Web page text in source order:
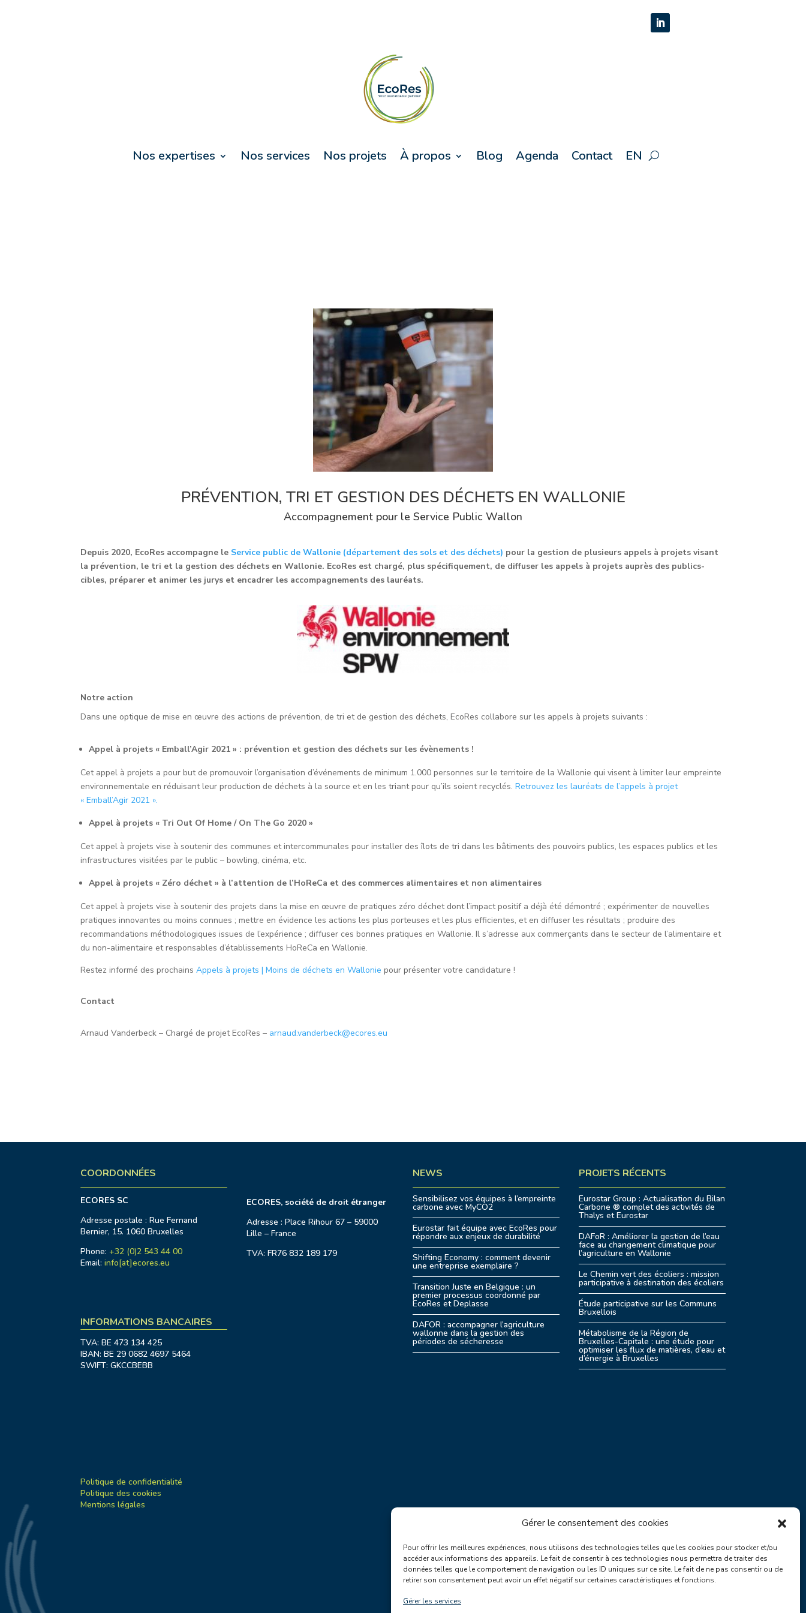
Gérer le consentement des cookies
Pour offrir les meilleures expériences, nous utilisons des technologies telles que les cookies pour stocker et/ou
accéder aux informations des appareils. Le fait de consentir à ces technologies nous permettra de traiter des
données telles que le comportement de navigation ou les ID uniques sur ce site. Le fait de ne pas consentir ou de
retirer son consentement peut avoir un effet négatif sur certaines caractéristiques et fonctions.
Gérer les services
Nos expertises Nos services Nos projets À propos Blog Agenda Contact EN
PRÉVENTION, TRI ET GESTION DES DÉCHETS EN WALLONIE
Accompagnement pour le Service Public Wallon
Depuis 2020, EcoRes accompagne le Service public de Wallonie (département des sols et des déchets) pour la gestion de plusieurs appels à projets visant
la prévention, le tri et la gestion des déchets en Wallonie. EcoRes est chargé, plus spécifiquement, de diffuser les appels à projets auprès des publics-
cibles, préparer et animer les jurys et encadrer les accompagnements des lauréats.
Notre action
Dans une optique de mise en œuvre des actions de prévention, de tri et de gestion des déchets, EcoRes collabore sur les appels à projets suivants :
Appel à projets « Emball’Agir 2021 » : prévention et gestion des déchets sur les évènements !
Cet appel à projets a pour but de promouvoir l’organisation d’événements de minimum 1.000 personnes sur le territoire de la Wallonie qui visent à limiter leur empreinte
environnementale en réduisant leur production de déchets à la source et en les triant pour qu’ils soient recyclés.Retrouvez les lauréats de l’appels à projet
« Emball’Agir 2021 ».
Appel à projets « Tri Out Of Home / On The Go 2020 »
Cet appel à projets vise à soutenir des communes et intercommunales pour installer des îlots de tri dans les bâtiments des pouvoirs publics, les espaces publics et les
infrastructures visitées par le public – bowling, cinéma, etc.
Appel à projets « Zéro déchet » à l’attention de l’HoReCa et des commerces alimentaires et non alimentaires
Cet appel à projets vise à soutenir des projets dans la mise en œuvre de pratiques zéro déchet dont l’impact positif a déjà été démontré ; expérimenter de nouvelles
pratiques innovantes ou moins connues ; mettre en évidence les actions les plus porteuses et les plus efficientes, et en diffuser les résultats ; produire des
recommandations méthodologiques issues de l’expérience ; diffuser ces bonnes pratiques en Wallonie. Il s’adresse aux commerçants dans le secteur de l’alimentaire et
du non-alimentaire et responsables d’établissements HoReCa en Wallonie.
Restez informé des prochainsAppels à projets | Moins de déchets en Wallonie pour présenter votre candidature !
Contact
Arnaud Vanderbeck – Chargé de projet EcoRes – arnaud.vanderbeck@ecores.eu
COORDONNÉES
ECORES SC
Adresse postale : Rue Fernand
Bernier, 15. 1060 Bruxelles
Phone:+32 (0)2 543 44 00
Email: info[at]ecores.eu
INFORMATIONS BANCAIRES
TVA: BE 473 134 425
IBAN: BE 29 0682 4697 5464
SWIFT: GKCCBEBB
Politique de confidentialité
Politique des cookies
Mentions légales
ECORES, société de droit étranger
Adresse : Place Rihour 67 – 59000
Lille – France
TVA: FR76 832 189 179
NEWS
Sensibilisez vos équipes à l’empreinte
carbone avec MyCO2
Eurostar fait équipe avec EcoRes pour
répondre aux enjeux de durabilité
Shifting Economy : comment devenir
une entreprise exemplaire ?
Transition Juste en Belgique : un
premier processus coordonné par
EcoRes et Deplasse
DAFOR : accompagner l’agriculture
wallonne dans la gestion des
périodes de sécheresse
PROJETS RÉCENTS
Eurostar Group : Actualisation du Bilan
Carbone ® complet des activités de
Thalys et Eurostar
DAFoR : Améliorer la gestion de l’eau
face au changement climatique pour
l’agriculture en Wallonie
Le Chemin vert des écoliers : mission
participative à destination des écoliers
Étude participative sur les Communs
Bruxellois
Métabolisme de la Région de
Bruxelles-Capitale : une étude pour
optimiser les flux de matières, d’eau et
d’énergie à Bruxelles